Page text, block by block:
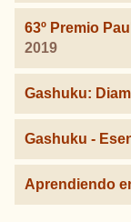
63º Premio
2019
Gashuku:
Gashuku -
Aprendiendo